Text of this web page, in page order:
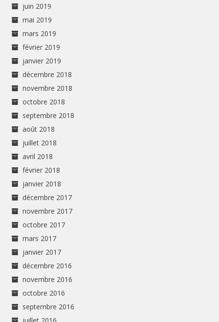
juin 2019
mai 2019
mars 2019
février 2019
janvier 2019
décembre 2018
novembre 2018
octobre 2018
septembre 2018
août 2018
juillet 2018
avril 2018
février 2018
janvier 2018
décembre 2017
novembre 2017
octobre 2017
mars 2017
janvier 2017
décembre 2016
novembre 2016
octobre 2016
septembre 2016